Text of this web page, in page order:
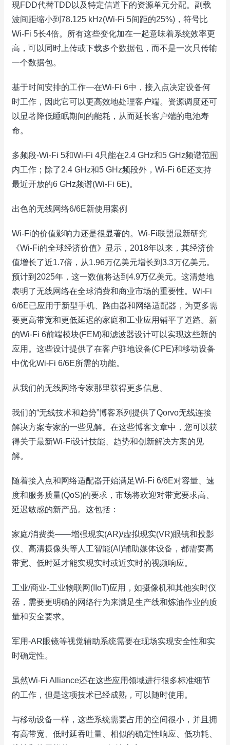
现FDD代替TDD以及特定信道下的资源单元分配。副载
波间距缩小到78.125 kHz(Wi-Fi 5间距的25%)，符号比
Wi-Fi 5长4倍。所有这些变化加在一起意味着系统效率更
高，可以同时上传或下载多个数据包，而不是一次只传输
一个数据包。
基于时间安排的工作—在Wi-Fi 6中，接入点决定设备何
时工作，因此它可以更高效地处理客户端。资源调度还可
以显著降低睡眠期间的能耗，从而延长客户端的电池寿
命。
多频段-Wi-Fi 5和Wi-Fi 4只能在2.4 GHz和5 GHz频谱范围
内工作；除了2.4 GHz和5 GHz频段外，Wi-Fi 6E还支持
最近开放的6 GHz频谱(Wi-Fi 6E)。
出色的无线网络6/6E新使用案例
Wi-Fi的价值影响力还是很显著的。Wi-Fi联盟最新研究
《Wi-Fi的全球经济价值》显示，2018年以来，其经济价
值增长了近1.7倍，从1.96万亿美元增长到3.3万亿美元。
预计到2025年，这一数值将达到4.9万亿美元。这清楚地
表明了无线网络在全球消费和商业市场的重要性。Wi-Fi
6/6E已应用于新型手机、路由器和网络适配器，为更多需
要更高带宽和更低延迟的家庭和工业应用铺平了道路。新
的Wi-Fi 6前端模块(FEM)和滤波器设计可以实现这些新的
应用。这些设计提供了在客户驻地设备(CPE)和移动设备
中优化Wi-Fi 6/6E所需的功能。
从我们的无线网络专家那里获得更多信息。
我们的“无线技术和趋势”博客系列提供了Qorvo无线连接
解决方案专家的一些见解。在这些博客文章中，您可以获
得关于最新Wi-Fi设计技能、趋势和创新解决方案的见
解。
随着接入点和网络适配器开始满足Wi-Fi 6/6E对容量、速
度和服务质量(QoS)的要求，市场将欢迎对带宽要求高、
延迟敏感的新产品。这包括：
家庭/消费类——增强现实(AR)/虚拟现实(VR)眼镜和投影
仪、高清摄像头等人工智能(AI)辅助媒体设备，都需要高
带宽、低时延才能实现实时或近实时的视频响应。
工业/商业-工业物联网(IIoT)应用，如摄像机和其他实时仪
器，需要更明确的网络行为来满足生产线和炼油作业的质
量和安全要求。
军用-AR眼镜等视觉辅助系统需要在现场实现安全性和实
时确定性。
虽然Wi-Fi Alliance还在这些应用领域进行很多标准细节
的工作，但是这项技术已经成熟，可以随时使用。
与移动设备一样，这些系统需要占用的空间很小，并且拥
有高带宽、低时延吞吐量、相似的确定性响应、低功耗、